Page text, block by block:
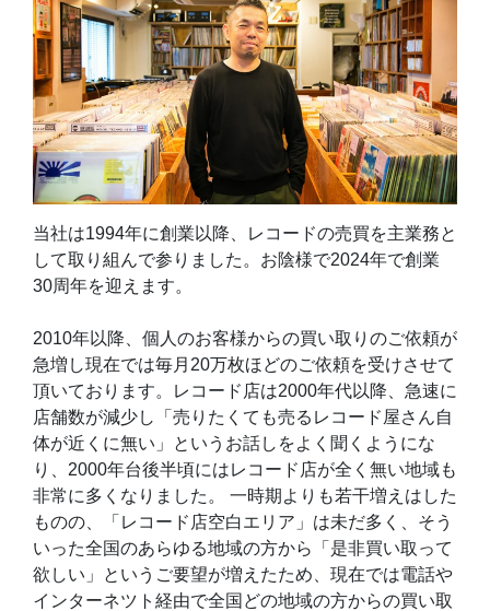
当社は1994年に創業以降、レコードの売買を主業務と
して取り組んで参りました。お陰様で2024年で創業
30周年を迎えます。
2010年以降、個人のお客様からの買い取りのご依頼が
急増し現在では毎月20万枚ほどのご依頼を受けさせて
頂いております。レコード店は2000年代以降、急速に
店舗数が減少し「売りたくても売るレコード屋さん自
体が近くに無い」というお話しをよく聞くようにな
り、2000年台後半頃にはレコード店が全く無い地域も
非常に多くなりました。 一時期よりも若干増えはした
ものの、「レコード店空白エリア」は未だ多く、そう
いった全国のあらゆる地域の方から「是非買い取って
欲しい」というご要望が増えたため、現在では電話や
インターネツト経由で全国どの地域の方からの買い取